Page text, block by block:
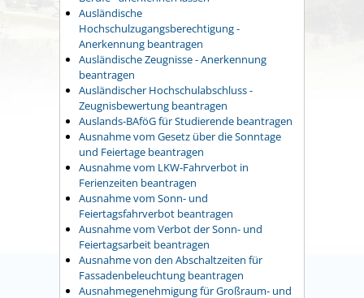
Ausländische
Hochschulzugangsberechtigung -
Anerkennung beantragen
Ausländische Zeugnisse - Anerkennung
beantragen
Ausländischer Hochschulabschluss -
Zeugnisbewertung beantragen
Auslands-BAföG für Studierende beantragen
Ausnahme vom Gesetz über die Sonntage
und Feiertage beantragen
Ausnahme vom LKW-Fahrverbot in
Ferienzeiten beantragen
Ausnahme vom Sonn- und
Feiertagsfahrverbot beantragen
Ausnahme vom Verbot der Sonn- und
Feiertagsarbeit beantragen
Ausnahme von den Abschaltzeiten für
Fassadenbeleuchtung beantragen
Ausnahmegenehmigung für Großraum- und